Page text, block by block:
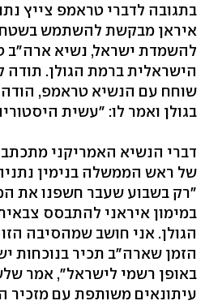
בתגובה לדברי טראמפ צייץ
איראן מבקשת להשתמש בשטח
להשמדת ישראל, נשיא ארה"ב
הישראלית ברמת הגולן. תודה
שוחח עם הנשיא טראמפ,
בגולן ואמר לו: "עשית
דברי הנשיא האמריקני
של ראש הממשלה בנימין
"רק בשבוע שעבר חשפנו את
במימון איראני להתבסס
הגולן. אני חושב שמהסיבה
הזמן שארה"ב תכיר בנוכחות
באופן רשמי לישראל", אמר
עיתונאים משותפת עם מזכיר